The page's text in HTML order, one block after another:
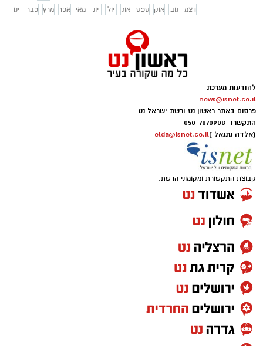
ינו
פבר מרץ אפר מאי יונ יול אוג ספט אוק נוב דצמ
להודעות מערכת
news@isnet.co.il
פרסום באתר ראשון נט ורשת ישראל נט
התקשרו -050-7870908
(אלדה נתנאל )elda@isnet.co.il
קבוצת התקשורת ומקומוני הרשת: